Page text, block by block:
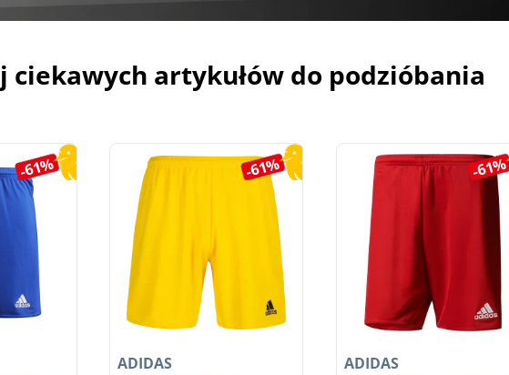
ciekawych artykułów do podzióbania
-61% -61%
ADIDAS
-61%
ADIDAS